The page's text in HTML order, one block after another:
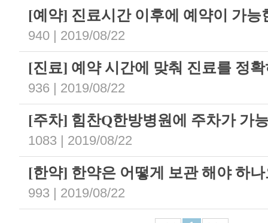
[예약] 진료시간 이후에 예약이 가능
940 | 2019/08/22
[진료] 예약 시간에 맞춰 진료를 정
936 | 2019/08/22
[주차] 힘찬Q한방병원에 주차가 가
1083 | 2019/08/22
[한약] 한약은 어떻게 보관 해야 하
993 | 2019/08/22